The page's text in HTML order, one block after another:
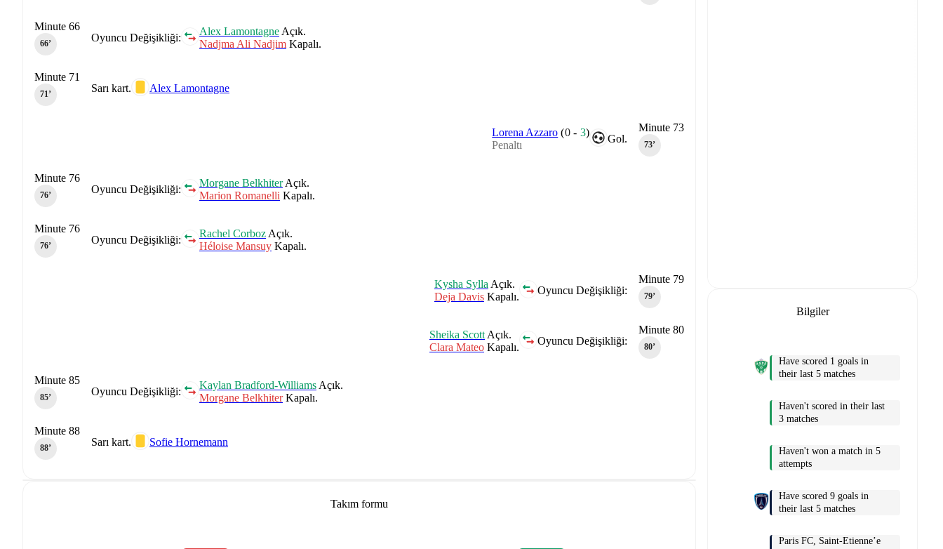
Oyuncu Değişikliği:
Alex Lamontagne Açık.
Nadjma Ali Nadjim Kapalı.
Minute 66
66‎’‎
Sarı kart. Alex Lamontagne
Minute 71
71‎’‎
Minute 73
73‎’‎
Gol.
Lorena Azzaro (0- 3)
Penaltı
Oyuncu Değişikliği:
Morgane BelkhiterAçık.
Marion Romanelli Kapalı.
Minute 76
76‎’‎
Oyuncu Değişikliği:
Rachel Corboz Açık.
Héloise Mansuy Kapalı.
Minute 76
76‎’‎
Minute 79
79‎’‎
Oyuncu Değişikliği:
Kysha Sylla Açık.
Deja Davis Kapalı.
Minute 80
80‎’‎
Oyuncu Değişikliği:
Sheika Scott Açık.
Clara Mateo Kapalı.
Oyuncu Değişikliği:
Kaylan Bradford-Williams Açık.
Morgane BelkhiterKapalı.
Minute 85
85‎’‎
Sarı kart. Sofie Hornemann
Minute 88
88‎’‎
Takım formu
Bilgiler
Have scored 1 goals in
their last 5 matches
Haven't scored in their last
3 matches
Haven't won a match in 5
attempts
Have scored 9 goals in
their last 5 matches
Paris FC, Saint-Etienne’e